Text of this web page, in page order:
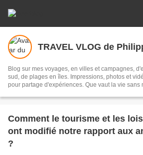
TRAVEL VLOG de
Blog sur mes voyages, en villes et campagnes, d'est en ouest, du
sud, de plages en îles. Impressions, photos et
pour partage d'expériences. Que vaut la vie sans
Comment le tourisme et les
ont modifié notre rapport aux
?